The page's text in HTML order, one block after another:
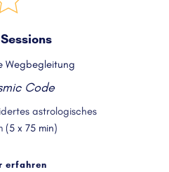
Sessions
Wegbegleitung
Code
astrologisches
(5 x 75 min)
erfahren